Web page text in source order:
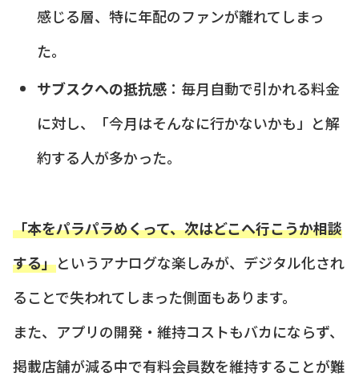
感じる層、特に年配のファンが離れてしまっ
た。
サブスクへの抵抗感：毎月自動で引かれる料金
に対し、「今月はそんなに行かないかも」と解
約する人が多かった。
「本をパラパラめくって、次はどこへ行こうか相談
する」というアナログな楽しみが、デジタル化され
ることで失われてしまった側面もあります。
また、アプリの開発・維持コストもバカにならず、
掲載店舗が減る中で有料会員数を維持することが難